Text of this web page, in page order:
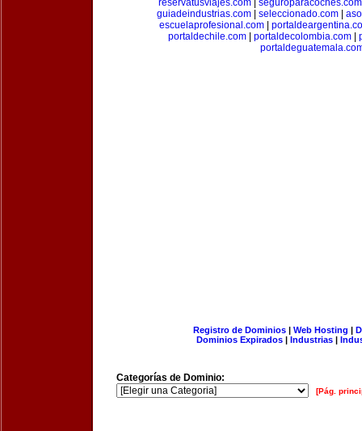
reservatusviajes.com| seguroparacoches.com
guiadeindustrias.com
seleccionado.com
escuelaprofesional.com
portaldechile.com
portaldecolombia.com
Registro de Dominios| Web Hosting |
Dominios Expirados | Industrias |
Categorías de Dominio:
[Pág.